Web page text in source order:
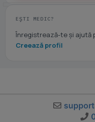
EȘTI MEDIC?
Înregistrează-te și ajută
Creează profil